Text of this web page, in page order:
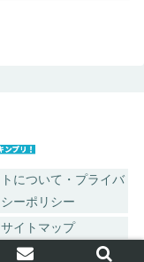
について・プライバ
シーポリシー
サイトマップ
報キンプリ！.